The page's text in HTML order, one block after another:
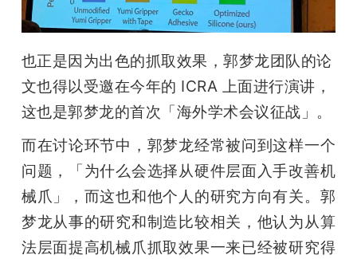
也正是因为出色的抓取效果，郭梦龙团队的论
文也得以受邀在今年的 ICRA 上面进行演讲，
这也是郭梦龙的首次「海外学术会议征战」。
而在讨论环节中，郭梦龙经常被问到这样一个
问题，「为什么会选择从硬件层面入手改善机
械爪」，而这也和他个人的研究方向有关。郭
梦龙从事的研究和制造比较相关，他认为从算
法层面提高机械爪抓取效果一来已经被研究得